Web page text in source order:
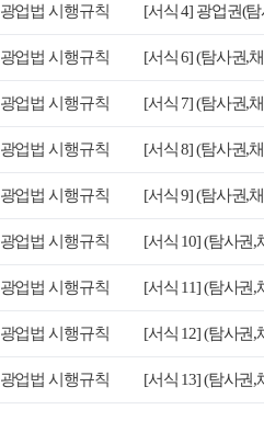
광업법 시행규칙 [서식 4] 광업권(
광업법 시행규칙 [서식 6] (탐사권,
광업법 시행규칙 [서식 7] (탐사권,
광업법 시행규칙 [서식 8] (탐사권,
광업법 시행규칙 [서식 9] (탐사권,
광업법 시행규칙 [서식 10] (탐사권
광업법 시행규칙 [서식 11] (탐사권
광업법 시행규칙 [서식 12] (탐사권
광업법 시행규칙 [서식 13] (탐사권